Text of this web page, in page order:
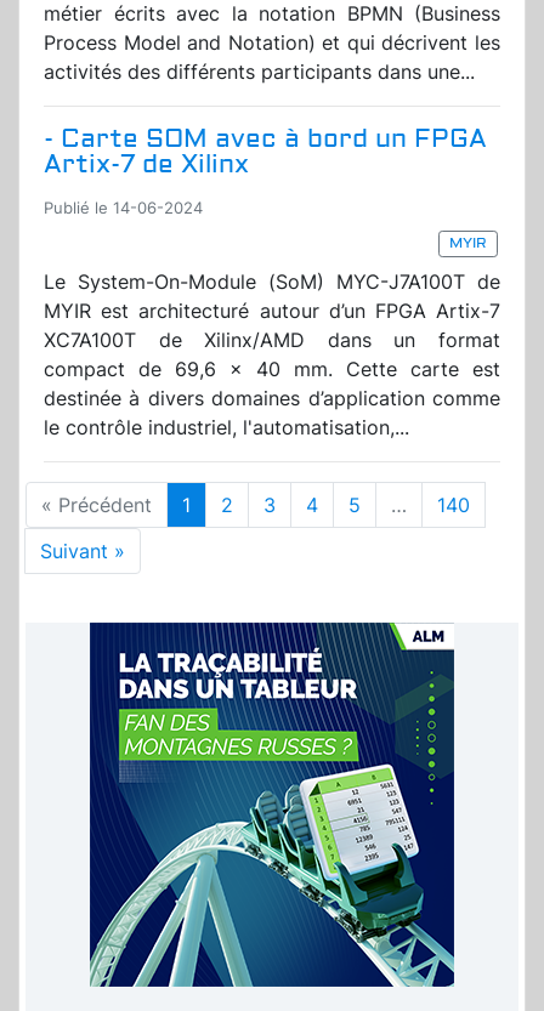
métier écrits avec la notation BPMN (Business
Process Model and Notation) et qui décrivent les
activités des différents participants dans une...
- Carte SOM avec à bord un FPGA
Artix-7 de Xilinx
Publié le 14-06-2024
MYIR
Le System-On-Module (SoM) MYC-J7A100T de
MYIR est architecturé autour d’un FPGA Artix-7
XC7A100T de Xilinx/AMD dans un format
compact de 69,6 x 40 mm. Cette carte est
destinée à divers domaines d’application comme
le contrôle industriel, l'automatisation,...
« Précédent 1 2 3 4 5 …
140
Suivant »